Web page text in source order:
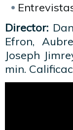
Director:
Efron,
Joseph
min.